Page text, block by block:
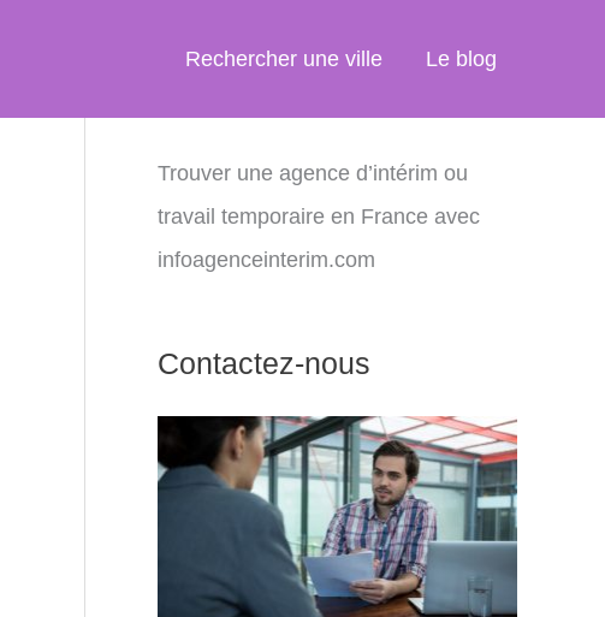
Rechercher une ville Le blog
Trouver une agence d’intérim ou
travail temporaire en France avec
infoagenceinterim.com
Contactez-nous